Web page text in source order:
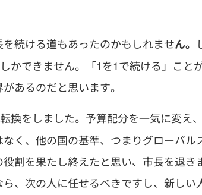
続ける道もあったのかもしれません。
かできません。「1を1で続ける」こと
あるのだと思います。
をしました。予算配分を一気に変え、
く、他の国の基準、つまりグローバル
割を果たし終えたと思い、市長を退き
、次の人に任せるべきですし、新しい